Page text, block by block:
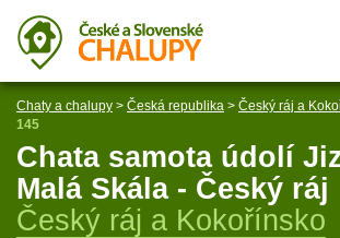
Chaty a chalupy > Česká republika > Český ráj a
145
Chata samota údolí
Malá Skála - Český ráj
Český ráj a Kokořínsko